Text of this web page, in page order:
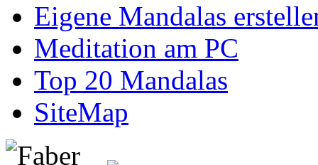
Eigene Mandalas
Meditation am PC
Top 20 Mandalas
SiteMap